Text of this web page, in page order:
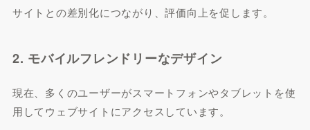
サイトとの差別化につながり、評価向上を促します。
2. モバイルフレンドリーなデザイン
現在、多くのユーザーがスマートフォンやタブレットを使
用してウェブサイトにアクセスしています。